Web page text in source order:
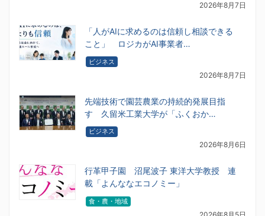
2026年8月7日
「人がAIに求めるのは信頼し相談できる
こと」 ロジカがAI事業者…
ビジネス
2026年8月7日
先端技術で園芸農業の持続的発展目指
す 久留米工業大学が「ふくおか…
ビジネス
2026年8月6日
行革甲子園 沼尾波子 東洋大学教授 連
載「よんななエコノミー」
食・農・地域